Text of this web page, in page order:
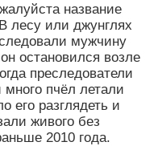
название
лесу или джунглях
мужчину
остановился возле
преследователи
пчёл летали
его разглядеть и
живого без
2010 года.